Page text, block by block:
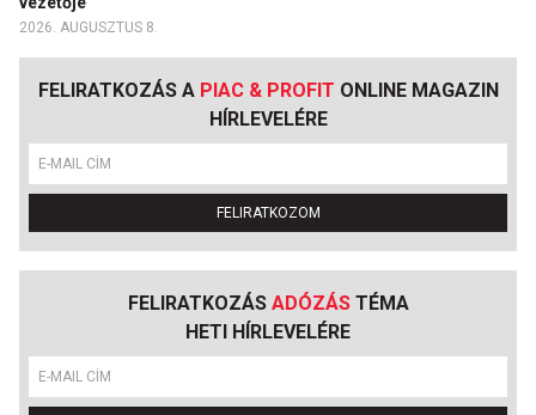
2026. AUGUSZTUS 8.
FELIRATKOZÁS A PIAC & PROFIT ONLINE MAGAZIN
HÍRLEVELÉRE
FELIRATKOZOM
FELIRATKOZÁS ADÓZÁSTÉMA
HETI HÍRLEVELÉRE